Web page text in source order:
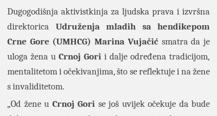
Dugogodišnja aktivistkinja za ljudska prava i izvršna
direktorica Udruženja mladih sa hendikepom
Crne Gore (UMHCG) Marina Vujačićsmatra da je
uloga žena u Crnoj Gori i dalje određena tradicijom,
mentalitetom i očekivanjima, što se reflektuje i na žene
s invaliditetom.
„Od žene u Crnoj Gori se još uvijek očekuje da bude